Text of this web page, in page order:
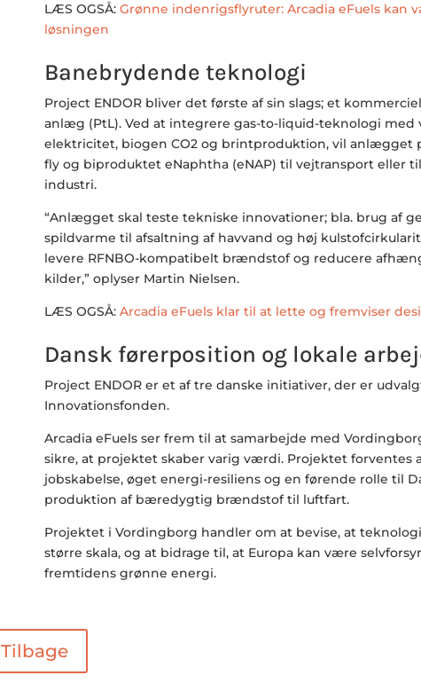
LÆS OGSÅ: Grønne indenrigsflyruter: Arcadia eFuels kan
løsningen
Banebrydende teknologi
Project ENDOR bliver det første af sin slags; et
anlæg (PtL). Ved at integrere gas-to-liquid-teknologi med
elektricitet, biogen CO2 og brintproduktion, vil anlægget
fly og biproduktet eNaphtha (eNAP) til vejtransport eller
industri.
“Anlægget skal teste tekniske innovationer; bla. brug af
spildvarme til afsaltning af havvand og høj
levere RFNBO-kompatibelt brændstof og reducere
kilder,” oplyser Martin Nielsen.
LÆS OGSÅ: Arcadia eFuels klar til at lette og fremviser
Dansk førerposition og lokale
Project ENDOR er et af tre danske initiativer, der er
Innovationsfonden.
Arcadia eFuels ser frem til at samarbejde med
sikre, at projektet skaber varig værdi. Projektet forventes
jobskabelse, øget energi-resiliens og en førende rolle til
produktion af bæredygtig brændstof til luftfart.
Projektet i Vordingborg handler om at bevise, at
større skala, og at bidrage til, at Europa kan være
fremtidens grønne energi.
Tilbage